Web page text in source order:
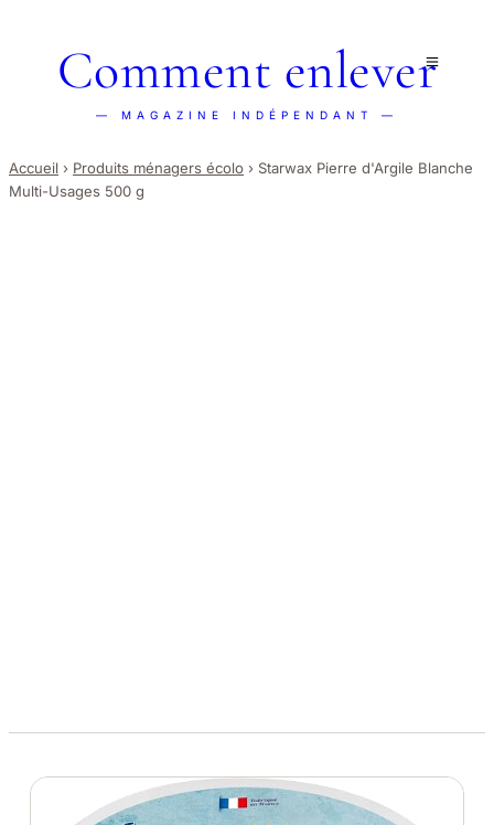
Comment enlever
— MAGAZINE INDÉPENDANT —
Accueil › Produits ménagers écolo › Starwax Pierre d'Argile Blanche
Multi-Usages 500 g